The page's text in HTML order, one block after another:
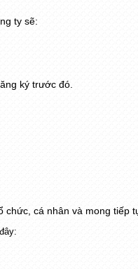
ty sẽ:
ký trước đó.
cá nhân và mong tiếp